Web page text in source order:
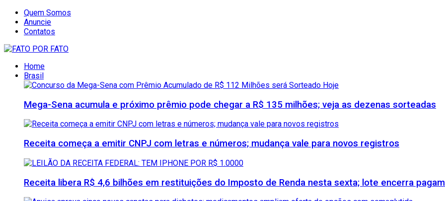
Quem Somos
Anuncie
Contatos
Home
Brasil
Mega-Sena acumula e próximo prêmio pode chegar a R$ 135 milhões; veja as dezenas sorteadas
Receita começa a emitir CNPJ com letras e números; mudança vale para novos registros
Receita libera R$ 4,6 bilhões em restituições do Imposto de Renda nesta sexta; lote encerra